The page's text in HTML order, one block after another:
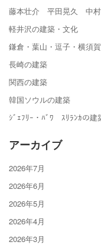
藤本壮介 平田晃久 中
軽井沢の建築・文化
鎌倉・葉山・逗子・横須
長崎の建築
関西の建築
韓国ソウルの建築
ｼﾞｪﾌﾘｰ・ﾊﾞﾜ ｽﾘﾗﾝｶの建
アーカイブ
2026年7月
2026年6月
2026年5月
2026年4月
2026年3月